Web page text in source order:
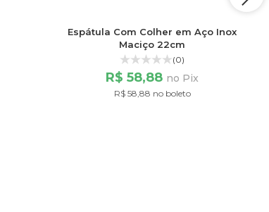
Espátula Com Colher em Aço Inox
Maciço 22cm
(0)
R$ 58,88 no Pix
R$ 58,88 no boleto